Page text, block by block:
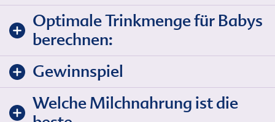
Optimale Trinkmenge für Babys
berechnen:
Gewinnspiel
Welche Milchnahrung ist die